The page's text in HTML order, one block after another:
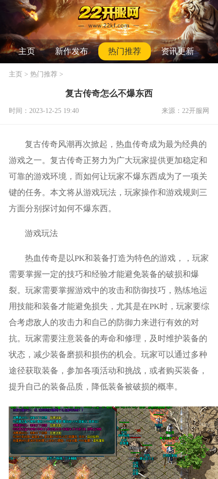
主页 新作发布 热门推荐 资讯更新
主页> 热门推荐 >
复古传奇怎么不爆东西
时间：2023-12-25 19:40 来源：22开服网
复古传奇风潮再次掀起，热血传奇成为最为经典的
游戏之一。复古传奇正努力为广大玩家提供更加稳定和
可靠的游戏环境，而如何让玩家不爆东西成为了一项关
键的任务。本文将从游戏玩法，玩家操作和游戏规则三
方面分别探讨如何不爆东西。
游戏玩法
热血传奇是以PK和装备打造为特色的游戏，，玩家
需要掌握一定的技巧和经验才能避免装备的破损和爆
裂。玩家需要掌握游戏中的攻击和防御技巧，熟练地运
用技能和装备才能避免损失，尤其是在PK时，玩家要综
合考虑敌人的攻击力和自己的防御力来进行有效的对
抗。玩家需要注意装备的寿命和修理，及时维护装备的
状态，减少装备磨损和损伤的机会。玩家可以通过多种
途径获取装备，参加各项活动和挑战，或者购买装备，
提升自己的装备品质，降低装备被破损的概率。